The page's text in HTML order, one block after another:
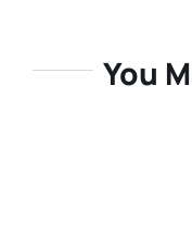
You